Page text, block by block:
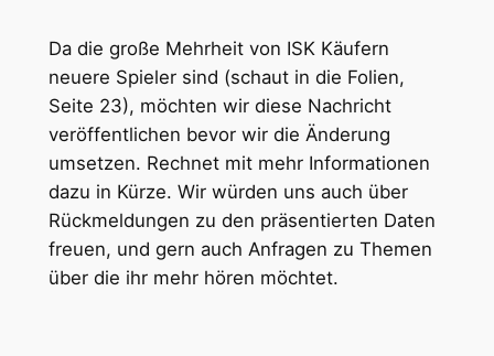
Da die große Mehrheit von ISK Käufern
neuere Spieler sind (schaut in die Folien,
Seite 23), möchten wir diese Nachricht
veröffentlichen bevor wir die Änderung
umsetzen. Rechnet mit mehr Informationen
dazu in Kürze. Wir würden uns auch über
Rückmeldungen zu den präsentierten Daten
freuen, und gern auch Anfragen zu Themen
über die ihr mehr hören möchtet.